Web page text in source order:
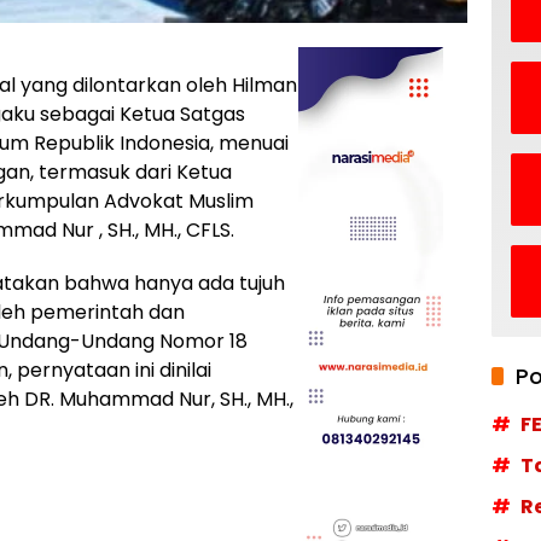
yang dilontarkan oleh Hilman
sebagai Ketua Satgas
Republik Indonesia, menuai
termasuk dari Ketua
Advokat Muslim
Nur , SH., MH., CFLS.
bahwa hanya ada tujuh
pemerintah dan
Undang Nomor 18
pernyataan ini dinilai
Muhammad Nur, SH., MH.,